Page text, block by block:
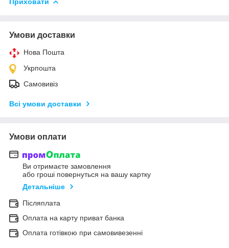
Умови доставки
Нова Пошта
Укрпошта
Самовивіз
Всі умови доставки
Умови оплати
Ви отримаєте замовлення
або гроші повернуться на вашу картку
Детальніше
Післяплата
Оплата на карту приват банка
Оплата готівкою при самовивезенні